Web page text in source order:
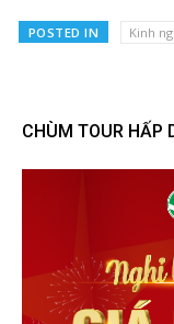
POSTED IN Kinh
CHÙM TOUR HẤP